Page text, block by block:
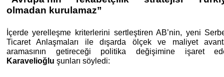
olmadan kurulamaz”
İçerde yerelleşme kriterlerini sertleştiren AB’nin, yeni
Ticaret Anlaşmaları ile dışarda ölçek ve maliyet
aramasının getireceği politika değişimine işaret
Karavelioğlu şunları söyledi: